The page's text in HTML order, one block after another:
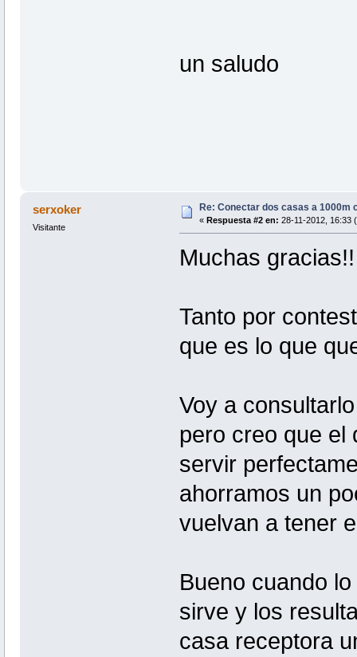
un saludo
serxoker
Visitante
Re: Conectar dos casas a 1000m
« Respuesta #2 en: 28-11-2012, 16:33
Muchas gracias!!
Tanto por
que es lo que
Voy a
pero creo que el
servir
ahorramos un
vuelvan a tener
Bueno cuando
sirve y los
casa receptora